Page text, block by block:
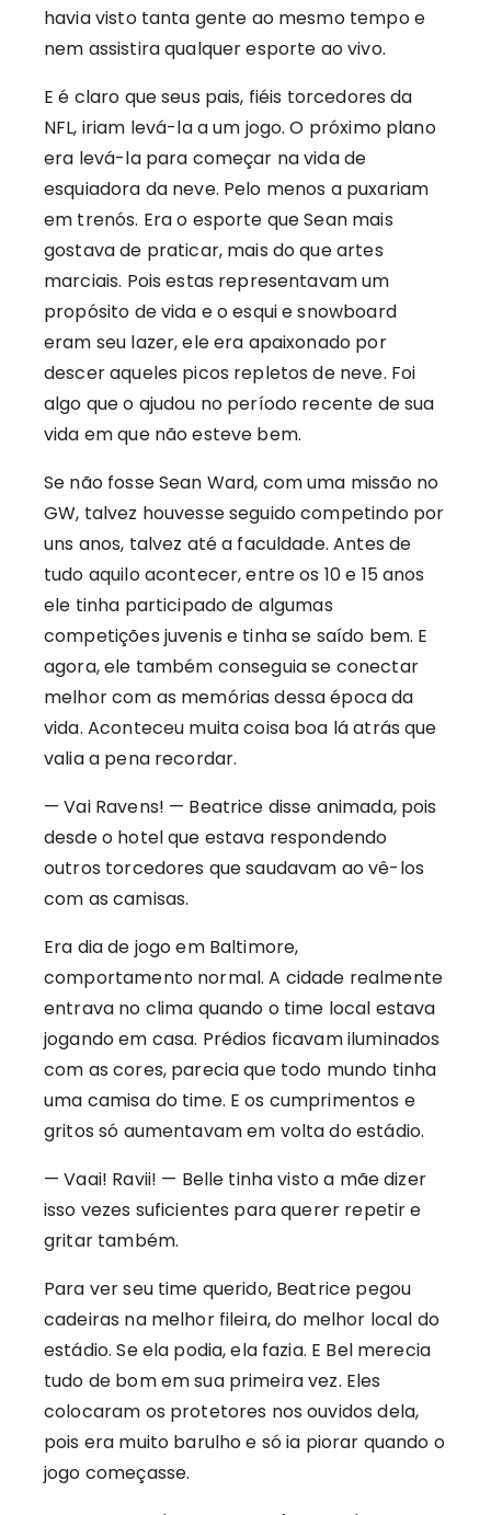
havia visto tanta gente ao mesmo tempo e
nem assistira qualquer esporte ao vivo.
E é claro que seus pais, fiéis torcedores da
NFL, iriam levá-la a um jogo. O próximo plano
era levá-la para começar na vida de
esquiadora da neve. Pelo menos a puxariam
em trenós. Era o esporte que Sean mais
gostava de praticar, mais do que artes
marciais. Pois estas representavam um
propósito de vida e o esqui e snowboard
eram seu lazer, ele era apaixonado por
descer aqueles picos repletos de neve. Foi
algo que o ajudou no período recente de sua
vida em que não esteve bem.
Se não fosse Sean Ward, com uma missão no
GW, talvez houvesse seguido competindo por
uns anos, talvez até a faculdade. Antes de
tudo aquilo acontecer, entre os 10 e 15 anos
ele tinha participado de algumas
competições juvenis e tinha se saído bem. E
agora, ele também conseguia se conectar
melhor com as memórias dessa época da
vida. Aconteceu muita coisa boa lá atrás que
valia a pena recordar.
— Vai Ravens! — Beatrice disse animada, pois
desde o hotel que estava respondendo
outros torcedores que saudavam ao vê-los
com as camisas.
Era dia de jogo em Baltimore,
comportamento normal. A cidade realmente
entrava no clima quando o time local estava
jogando em casa. Prédios ficavam iluminados
com as cores, parecia que todo mundo tinha
uma camisa do time. E os cumprimentos e
gritos só aumentavam em volta do estádio.
— Vaai! Ravii! — Belle tinha visto a mãe dizer
isso vezes suficientes para querer repetir e
gritar também.
Para ver seu time querido, Beatrice pegou
cadeiras na melhor fileira, do melhor local do
estádio. Se ela podia, ela fazia. E Bel merecia
tudo de bom em sua primeira vez. Eles
colocaram os protetores nos ouvidos dela,
pois era muito barulho e só ia piorar quando o
jogo começasse.